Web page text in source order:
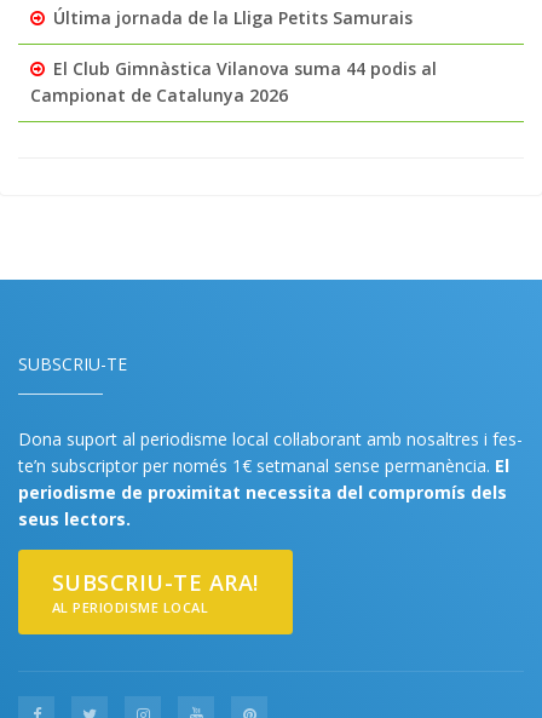
Última jornada de la Lliga Petits Samurais
El Club Gimnàstica Vilanova suma 44 podis al
Campionat de Catalunya 2026
SUBSCRIU-TE
Dona suport al periodisme local col·laborant amb nosaltres i fes-
te’n subscriptor per només 1€ setmanal sense permanència. El
periodisme de proximitat necessita del compromís dels
seus lectors.
SUBSCRIU-TE ARA!
AL PERIODISME LOCAL